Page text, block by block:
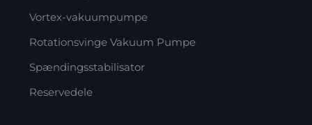
Vortex-vakuumpumpe
Rotationsvinge Vakuum Pumpe
Spændingsstabilisator
Reservedele